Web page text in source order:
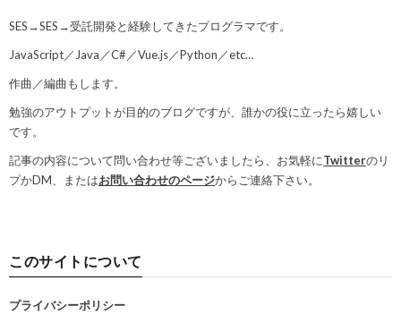
SES→SES→受託開発と経験してきたプログラマです。
JavaScript／Java／C#／Vue.js／Python／etc…
作曲／編曲もします。
勉強のアウトプットが目的のブログですが、誰かの役に立ったら嬉しい
です。
記事の内容について問い合わせ等ございましたら、お気軽にTwitterのリ
プかDM、またはお問い合わせのページからご連絡下さい。
このサイトについて
プライバシーポリシー